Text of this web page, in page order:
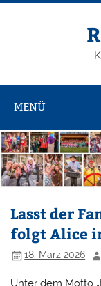
Zum
MENÜ
Lasst der
folgt Alice
18. März 2026
Unter dem Motto